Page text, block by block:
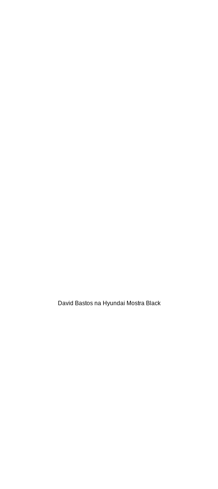
David Bastos na Hyundai Mostra Black